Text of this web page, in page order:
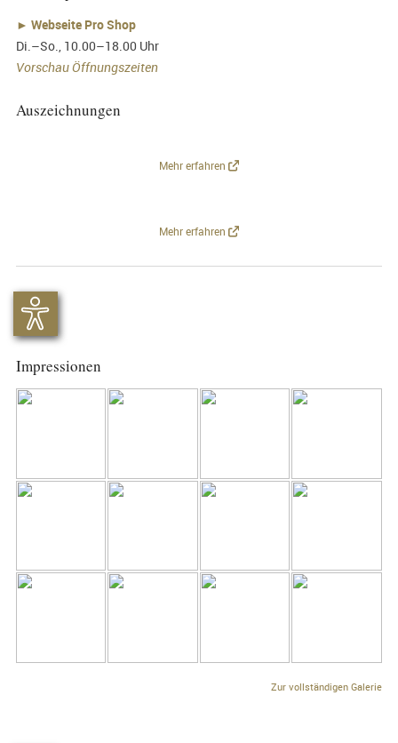
► Webseite Pro Shop
Di.–So., 10.00–18.00 Uhr
Vorschau Öffnungszeiten
Auszeichnungen
Mehr erfahren
Mehr erfahren
Impressionen
Zur vollständigen Galerie